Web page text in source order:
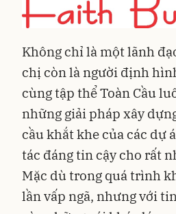
Không chỉ là một lãnh
chị còn là người định
cùng tập thể Toàn Cầu
những giải pháp xây
cầu khắt khe của các dự
tác đáng tin cậy cho rất
Mặc dù trong quá trình
lần vấp ngã, nhưng với